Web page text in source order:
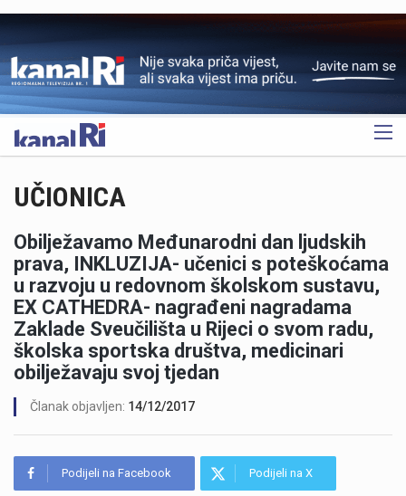
OGLAS
UČIONICA
Obilježavamo Međunarodni dan ljudskih
prava, INKLUZIJA- učenici s poteškoćama
u razvoju u redovnom školskom sustavu,
EX CATHEDRA- nagrađeni nagradama
Zaklade Sveučilišta u Rijeci o svom radu,
školska sportska društva, medicinari
obilježavaju svoj tjedan
Članak objavljen: 14/12/2017
Podijeli na Facebook Podijeli na X